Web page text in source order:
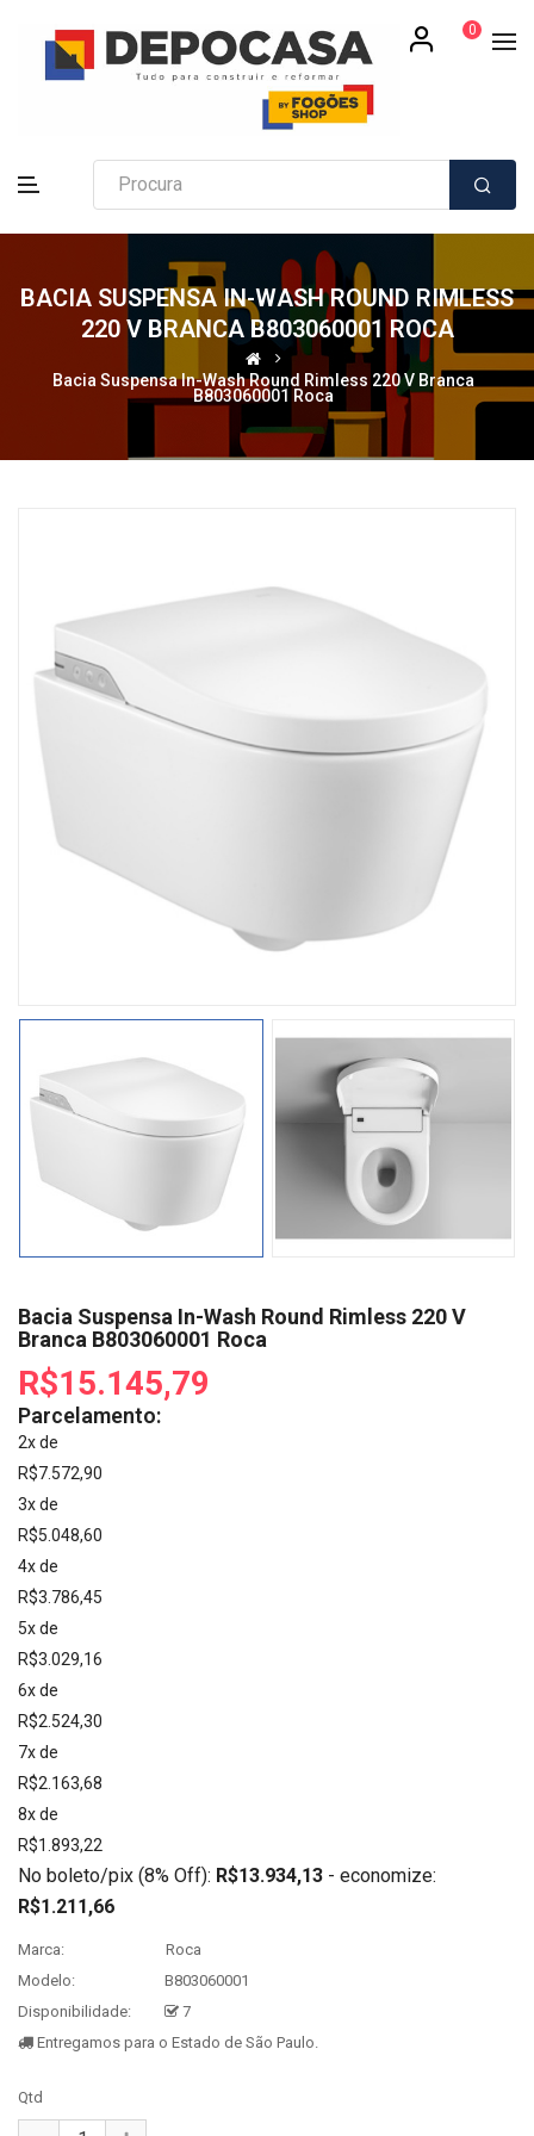
0
BACIA SUSPENSA IN-WASH ROUND RIMLESS
220 V BRANCA B803060001 ROCA
Bacia Suspensa In-Wash Round Rimless 220 V Branca
B803060001 Roca
Bacia Suspensa In-Wash Round Rimless 220 V
Branca B803060001 Roca
R$15.145,79
Parcelamento:
2x de
R$7.572,90
3x de
R$5.048,60
4x de
R$3.786,45
5x de
R$3.029,16
6x de
R$2.524,30
7x de
R$2.163,68
8x de
R$1.893,22
No boleto/pix (8% Off): R$13.934,13 - economize:
R$1.211,66
Marca:
Roca
Modelo:
B803060001
Disponibilidade:
7
Entregamos para o Estado de São Paulo.
Qtd